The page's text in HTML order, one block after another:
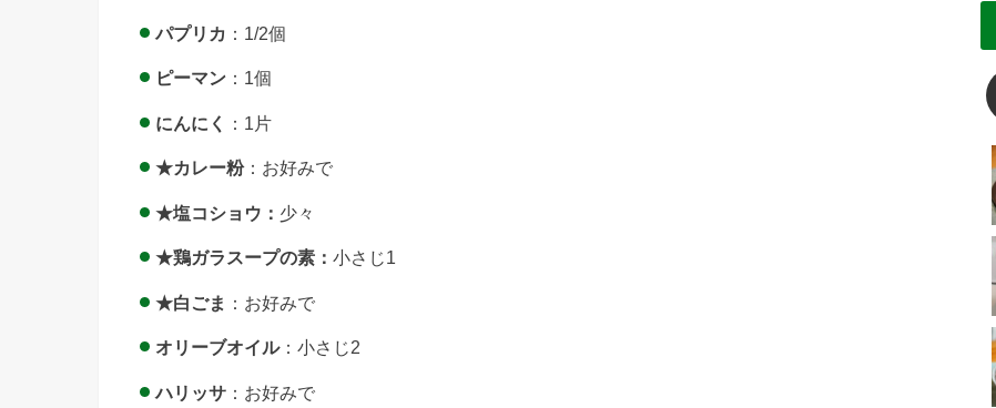
パプリカ ：1/2個
ピーマン ：1個
にんにく ：1片
★カレー粉：お好みで
★塩コショウ ： 少々
★鶏ガラスープの素 ：小さじ1
★白ごま ：お好みで
オリーブオイル：小さじ2
ハリッサ ：お好みで